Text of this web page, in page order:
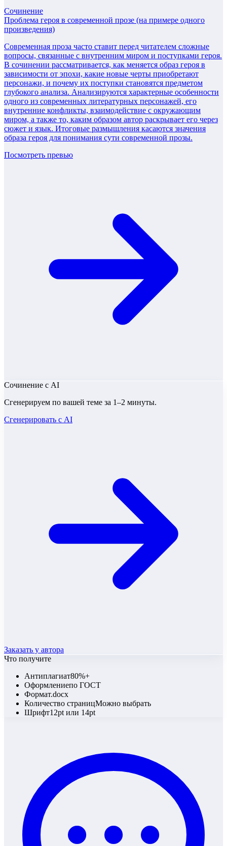
Сочинение
Проблема героя в современной прозе (на примере одного
произведения)
Современная проза часто ставит перед читателем сложные
вопросы, связанные с внутренним миром и поступками героя.
В сочинении рассматривается, как меняется образ героя в
зависимости от эпохи, какие новые черты приобретают
персонажи, и почему их поступки становятся предметом
глубокого анализа. Анализируются характерные особенности
одного из современных литературных персонажей, его
внутренние конфликты, взаимодействие с окружающим
миром, а также то, каким образом автор раскрывает его через
сюжет и язык. Итоговые размышления касаются значения
образа героя для понимания сути современной прозы.
Посмотреть превью
Сочинение с AI
Сгенерируем по вашей теме за 1–2 минуты.
Сгенерировать с AI
Заказать у автора
Что получите
Антиплагиат80%+
Оформлениепо ГОСТ
Формат.docx
Количество страницМожно выбрать
Шрифт12pt или 14pt